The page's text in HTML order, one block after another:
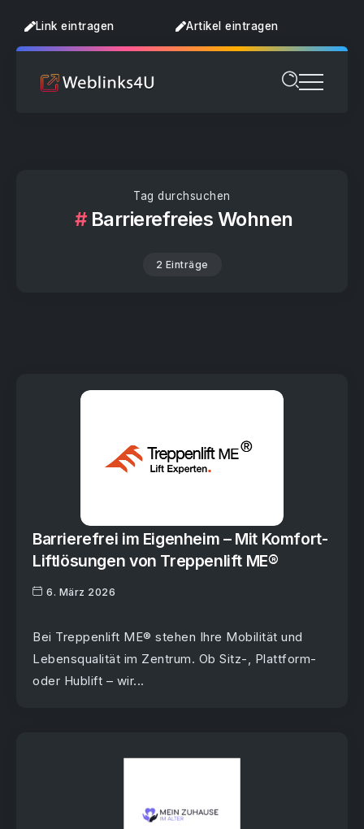
Link eintragen Artikel eintragen
Tag durchsuchen
Barrierefreies Wohnen
2 Einträge
Barrierefrei im Eigenheim – Mit Komfort-
Liftlösungen von Treppenlift ME®
6. März 2026
Bei Treppenlift ME® stehen Ihre Mobilität und
Lebensqualität im Zentrum. Ob Sitz-, Plattform-
oder Hublift – wir...